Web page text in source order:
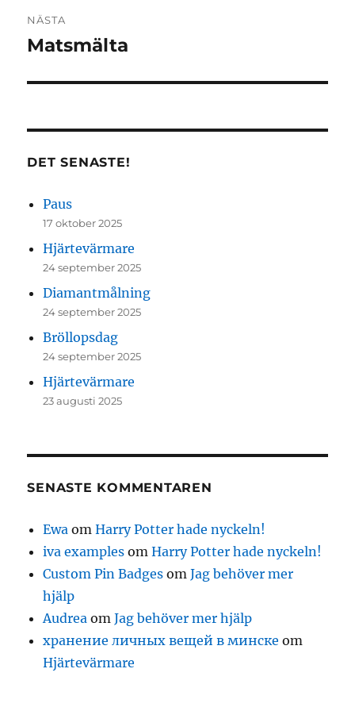
NÄSTA
Nästa
Matsmälta
DET SENASTE!
Paus
17 oktober 2025
Hjärtevärmare
24 september 2025
Diamantmålning
24 september 2025
Bröllopsdag
24 september 2025
Hjärtevärmare
23 augusti 2025
SENASTE KOMMENTAREN
Ewa omHarry Potter hade nyckeln!
iva examples omHarry Potter hade nyckeln!
Custom Pin Badges omJag behöver mer
hjälp
Audrea omJag behöver mer hjälp
хранение личных вещей в минске om
Hjärtevärmare